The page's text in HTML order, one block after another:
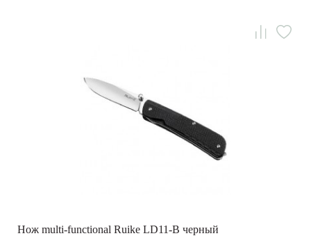
Нож multi-functional Ruike LD11-B черный